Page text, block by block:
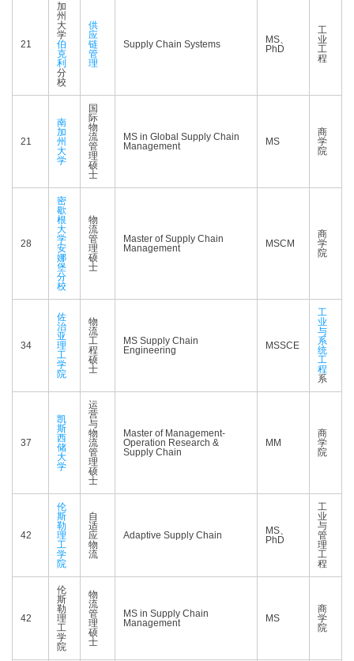
21
加
州
大
学
伯
克
利
分
校
供
应
链
管
理
Supply Chain Systems
MS、
PhD
工
业
工
程
21
南
加
州
大
学
国
际
物
流
管
理
硕
士
MS in Global Supply Chain
Management
MS
商
学
院
28
密
歇
根
大
学
安
娜
堡
分
校
物
流
管
理
硕
士
Master of Supply Chain
Management
MSCM
商
学
院
34
佐
治
亚
理
工
学
院
物
流
工
程
硕
士
MS Supply Chain
Engineering
MSSCE
工
业
与
系
统
工
程
系
37
凯
斯
西
储
大
学
运
营
与
物
流
管
理
硕
士
Master of Management-
Operation Research &
Supply Chain
MM
商
学
院
42
伦
斯
勒
理
工
学
院
自
适
应
物
流
Adaptive Supply Chain
MS、
PhD
工
业
与
管
理
工
程
42
伦
斯
勒
理
工
学
院
物
流
管
理
硕
士
MS in Supply Chain
Management
MS
商
学
院